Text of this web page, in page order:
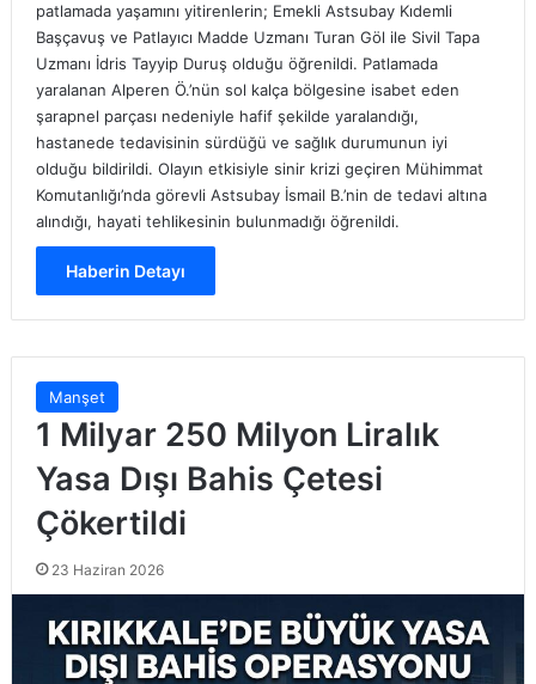
patlamada yaşamını yitirenlerin; Emekli Astsubay Kıdemli
Başçavuş ve Patlayıcı Madde Uzmanı Turan Göl ile Sivil Tapa
Uzmanı İdris Tayyip Duruş olduğu öğrenildi. Patlamada
yaralanan Alperen Ö.’nün sol kalça bölgesine isabet eden
şarapnel parçası nedeniyle hafif şekilde yaralandığı,
hastanede tedavisinin sürdüğü ve sağlık durumunun iyi
olduğu bildirildi. Olayın etkisiyle sinir krizi geçiren Mühimmat
Komutanlığı’nda görevli Astsubay İsmail B.’nin de tedavi altına
alındığı, hayati tehlikesinin bulunmadığı öğrenildi.
Haberin Detayı
Manşet
1 Milyar 250 Milyon Liralık
Yasa Dışı Bahis Çetesi
Çökertildi
23 Haziran 2026